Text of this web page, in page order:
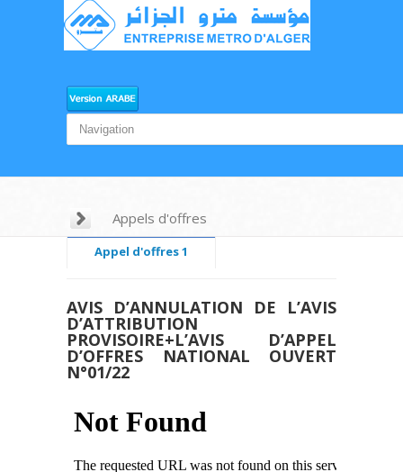
Appels d'offres
Appel d'offres 1
Appel d'offres 3
Appel d'offres 4
AVIS D’ANNULATION DE L’AVIS
D’ATTRIBUTION
PROVISOIRE+L’AVIS D’APPEL
D’OFFRES NATIONAL OUVERT
N°01/22